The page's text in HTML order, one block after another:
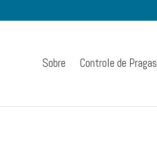
Sobre Controle de Pragas